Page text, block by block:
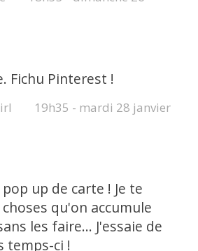
Fichu Pinterest !
19h35 - mardi 28 janvier
up de carte ! Je te
qu'on accumule
les faire... J'essaie de
temps-ci !